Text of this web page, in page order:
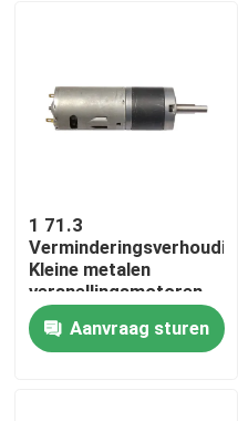
Kwaliteitscontrole
Nieuws
Gevallen
1 71.3
Verminderingsverhouding
Kleine metalen
versnellingsmotoren
voor een nominale
stroom ≤ 6 A
Aanvraag sturen